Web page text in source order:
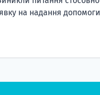
на надання допомоги